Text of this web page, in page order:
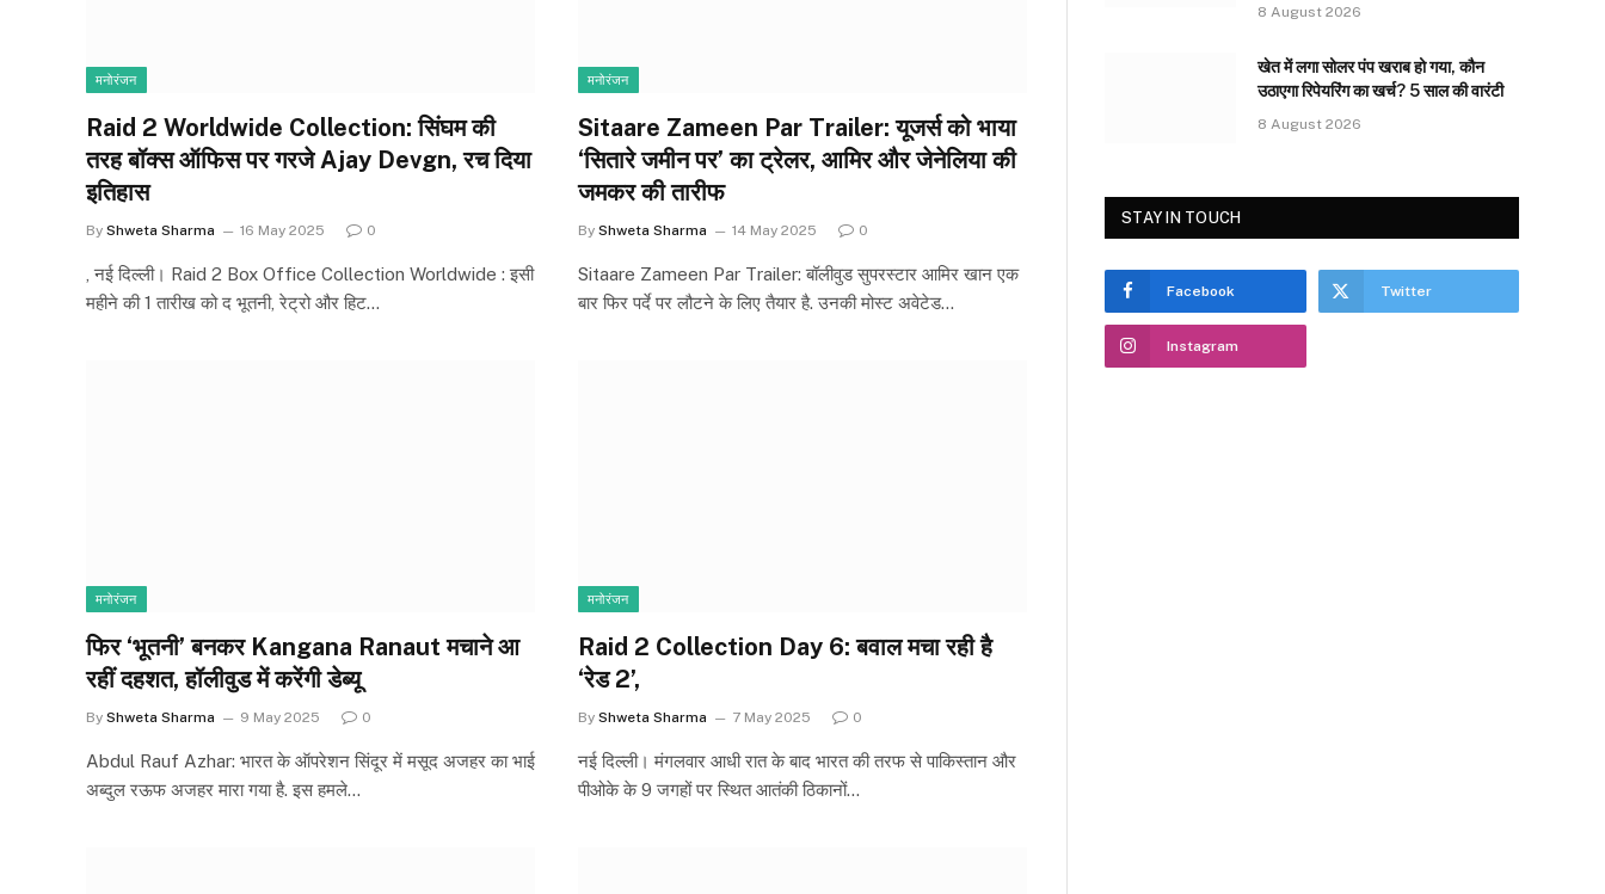
मनोरंजन
Raid 2 Worldwide Collection: सिंघम की
तरह बॉक्स ऑफिस पर गरजे Ajay Devgn, रच दिया
इतिहास
By Shweta Sharma 16 May 2025 0
, नई दिल्ली। Raid 2 Box Office Collection Worldwide : इसी
महीने की 1 तारीख को द भूतनी, रेट्रो और हिट…
मनोरंजन
Sitaare Zameen Par Trailer: यूजर्स को भाया
‘सितारे जमीन पर’ का ट्रेलर, आमिर और जेनेलिया की
जमकर की तारीफ
By Shweta Sharma 14 May 2025 0
Sitaare Zameen Par Trailer: बॉलीवुड सुपरस्टार आमिर खान एक
बार फिर पर्दे पर लौटने के लिए तैयार है. उनकी मोस्ट अवेटेड…
मनोरंजन
फिर ‘भूतनी’ बनकर Kangana Ranaut मचाने आ
रहीं दहशत, हॉलीवुड में करेंगी डेब्यू
By Shweta Sharma 9 May 2025 0
Abdul Rauf Azhar: भारत के ऑपरेशन सिंदूर में मसूद अजहर का भाई
अब्दुल रऊफ अजहर मारा गया है. इस हमले…
मनोरंजन
Raid 2 Collection Day 6: बवाल मचा रही है
‘रेड 2’,
By Shweta Sharma 7 May 2025 0
नई दिल्ली। मंगलवार आधी रात के बाद भारत की तरफ से पाकिस्तान और
पीओके के 9 जगहों पर स्थित आतंकी ठिकानों…
8 August 2026
खेत में लगा सोलर पंप खराब हो गया, कौन
उठाएगा रिपेयरिंग का खर्च? 5 साल की वारंटी
8 August 2026
STAY IN TOUCH
Facebook Twitter
Instagram